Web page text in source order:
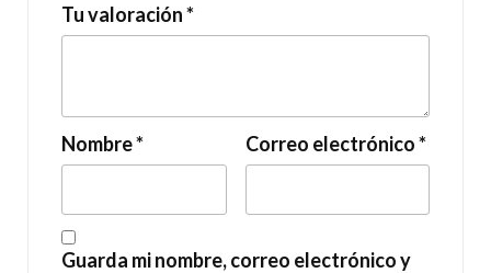
Tu valoración*
Nombre* Correo electrónico*
Guarda mi nombre, correo electrónico y